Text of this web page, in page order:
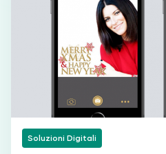
Company
Soluzioni Digitali